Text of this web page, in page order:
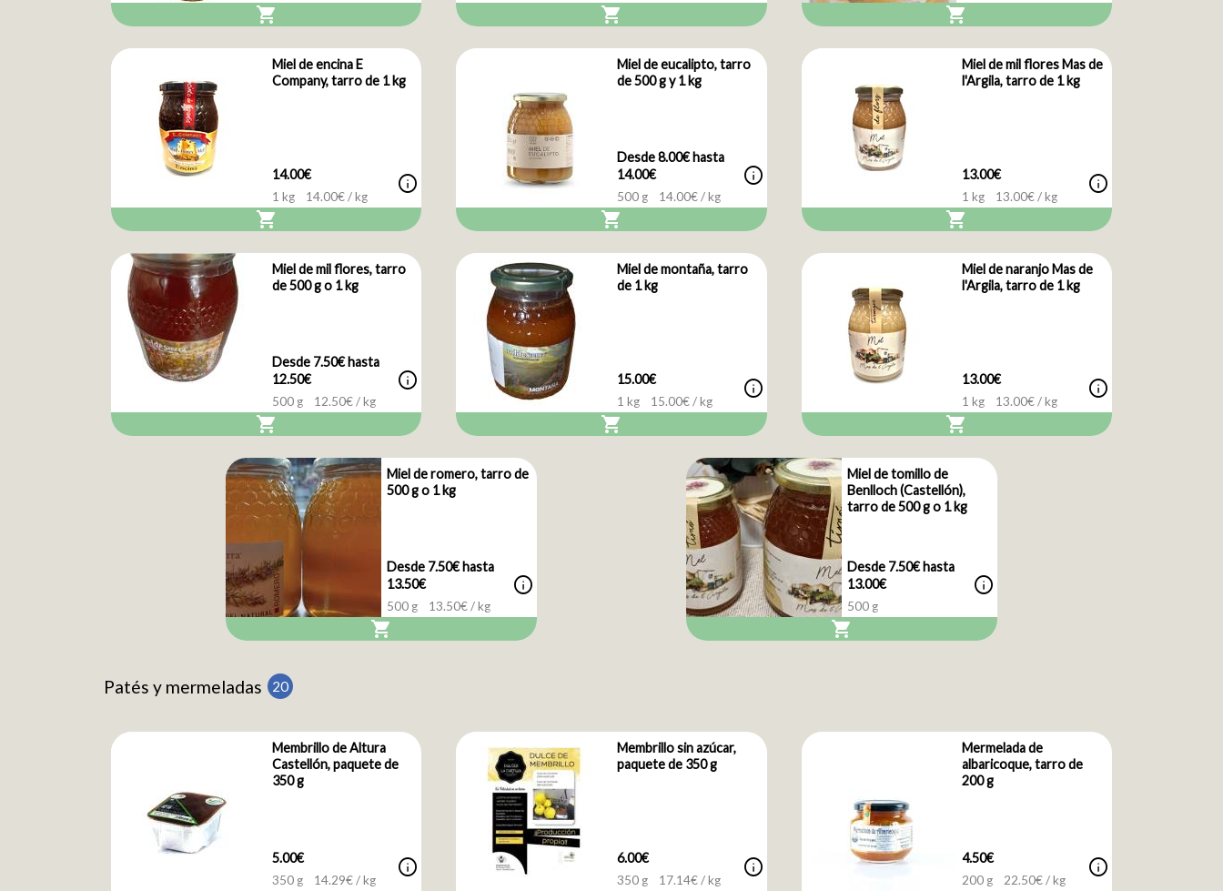
shopping_cart shopping_cart shopping_cart
Miel de encina E
Company, tarro de 1 kg
14.00€
1 kg 14.00€ / kg info
shopping_cart
Miel de eucalipto, tarro
de 500 g y 1 kg
Desde 8.00€ hasta
14.00€
500 g 14.00€ / kg
info
shopping_cart
Miel de mil flores Mas de
l'Argila, tarro de 1 kg
13.00€
1 kg 13.00€ / kg info
shopping_cart
Miel de mil flores, tarro
de 500 g o 1 kg
Desde 7.50€ hasta
12.50€
500 g 12.50€ / kg
info
shopping_cart
Miel de montaña, tarro
de 1 kg
15.00€
1 kg 15.00€ / kg info
shopping_cart
Miel de naranjo Mas de
l'Argila, tarro de 1 kg
13.00€
1 kg 13.00€ / kg info
shopping_cart
Miel de romero, tarro de
500 g o 1 kg
Desde 7.50€ hasta
13.50€
500 g 13.50€ / kg
info
shopping_cart
Miel de tomillo de
Benlloch (Castellón),
tarro de 500 g o 1 kg
Desde 7.50€ hasta
13.00€
500 g
info
shopping_cart
Patés y mermeladas 20
Membrillo de Altura
Castellón, paquete de
350 g
5.00€
350 g 14.29€ / kg info
Membrillo sin azúcar,
paquete de 350 g
6.00€
350 g 17.14€ / kg info
Mermelada de
albaricoque, tarro de
200 g
4.50€
200 g 22.50€ / kg info